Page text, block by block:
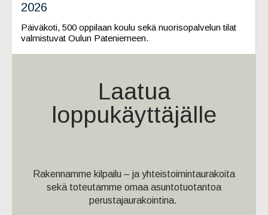
2026
Päiväkoti, 500 oppilaan koulu sekä nuorisopalvelun tilat
valmistuvat Oulun Pateniemeen.
Laatua
loppukäyttäjälle
Rakennamme kilpailu – ja yhteistoimintaurakoita
sekä toteutamme omaa asuntotuotantoa
perustajaurakointina.